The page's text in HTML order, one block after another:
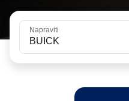
Napraviti
BUICK